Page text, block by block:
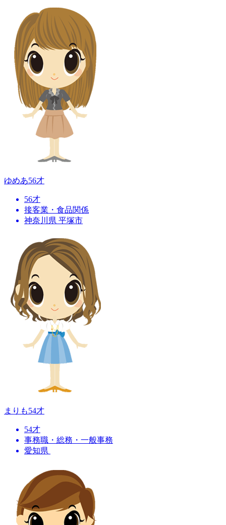
ゆめあ56才
56才
接客業・食品関係
神奈川県 平塚市
まりも54才
54才
事務職・総務・一般事務
愛知県